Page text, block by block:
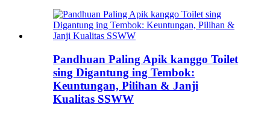
Pandhuan Paling Apik kanggo Toilet
sing Digantung ing Tembok:
Keuntungan, Pilihan & Janji
Kualitas SSWW